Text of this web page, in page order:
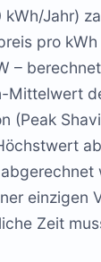
Jahr)
pro
–
Mittelwert
(Peak
einzigen
Zeit